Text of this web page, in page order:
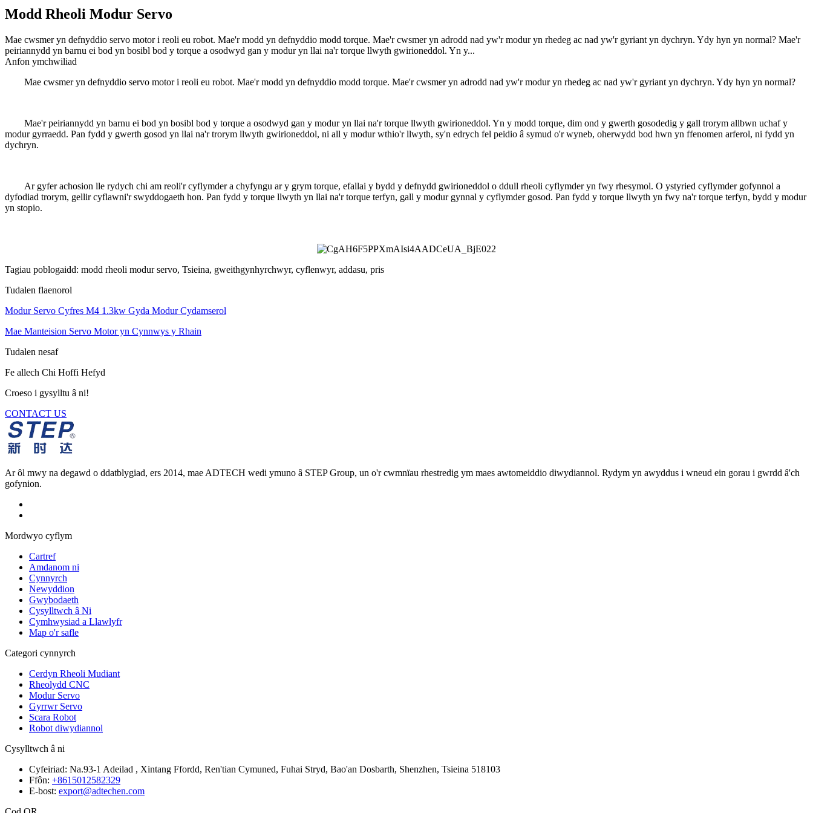
Modd Rheoli Modur Servo
Mae cwsmer yn defnyddio servo motor i reoli eu robot. Mae'r modd yn defnyddio modd torque. Mae'r cwsmer yn adrodd nad yw'r modur yn rhedeg ac nad yw'r gyriant yn dychryn. Ydy hyn yn normal? Mae'r
peiriannydd yn barnu ei bod yn bosibl bod y torque a osodwyd gan y modur yn llai na'r torque llwyth gwirioneddol. Yn y...
Anfon ymchwiliad
Mae cwsmer yn defnyddio servo motor i reoli eu robot. Mae'r modd yn defnyddio modd torque. Mae'r cwsmer yn adrodd nad yw'r modur yn rhedeg ac nad yw'r gyriant yn dychryn. Ydy hyn yn normal?
Mae'r peiriannydd yn barnu ei bod yn bosibl bod y torque a osodwyd gan y modur yn llai na'r torque llwyth gwirioneddol. Yn y modd torque, dim ond y gwerth gosodedig y gall trorym allbwn uchaf y
modur gyrraedd. Pan fydd y gwerth gosod yn llai na'r trorym llwyth gwirioneddol, ni all y modur wthio'r llwyth, sy'n edrych fel peidio â symud o'r wyneb, oherwydd bod hwn yn ffenomen arferol, ni fydd yn
dychryn.
Ar gyfer achosion lle rydych chi am reoli'r cyflymder a chyfyngu ar y grym torque, efallai y bydd y defnydd gwirioneddol o ddull rheoli cyflymder yn fwy rhesymol. O ystyried cyflymder gofynnol a
dyfodiad trorym, gellir cyflawni'r swyddogaeth hon. Pan fydd y torque llwyth yn llai na'r torque terfyn, gall y modur gynnal y cyflymder gosod. Pan fydd y torque llwyth yn fwy na'r torque terfyn, bydd y modur
yn stopio.
Tagiau poblogaidd: modd rheoli modur servo, Tsieina, gweithgynhyrchwyr, cyflenwyr, addasu, pris
Tudalen flaenorol
Modur Servo Cyfres M4 1.3kw Gyda Modur Cydamserol
Mae Manteision Servo Motor yn Cynnwys y Rhain
Tudalen nesaf
Fe allech Chi Hoffi Hefyd
Croeso i gysylltu â ni!
CONTACT US
Ar ôl mwy na degawd o ddatblygiad, ers 2014, mae ADTECH wedi ymuno â STEP Group, un o'r cwmnïau rhestredig ym maes awtomeiddio diwydiannol. Rydym yn awyddus i wneud ein gorau i gwrdd â'ch
gofynion.
Mordwyo cyflym
Cartref
Amdanom ni
Cynnyrch
Newyddion
Gwybodaeth
Cysylltwch â Ni
Cymhwysiad a Llawlyfr
Map o'r safle
Categori cynnyrch
Cerdyn Rheoli Mudiant
Rheolydd CNC
Modur Servo
Gyrrwr Servo
Scara Robot
Robot diwydiannol
Cysylltwch â ni
Cyfeiriad: Na.93-1 Adeilad , Xintang Ffordd, Ren'tian Cymuned, Fuhai Stryd, Bao'an Dosbarth, Shenzhen, Tsieina 518103
Ffôn: +8615012582329
E-bost: export@adtechen.com